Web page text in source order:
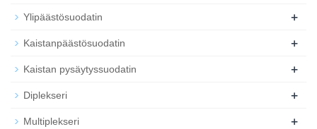
Ylipäästösuodatin +
Kaistanpäästösuodatin +
Kaistan pysäytyssuodatin +
Diplekseri +
Multiplekseri +